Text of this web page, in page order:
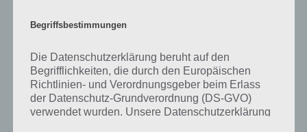
Mehr Artikel hier auf Touchportal
Begriffsbestimmungen
Die Datenschutzerklärung beruht auf den
Begrifflichkeiten, die durch den Europäischen
Richtlinien- und Verordnungsgeber beim Erlass
der Datenschutz-Grundverordnung (DS-GVO)
verwendet wurden. Unsere Datenschutzerklärung